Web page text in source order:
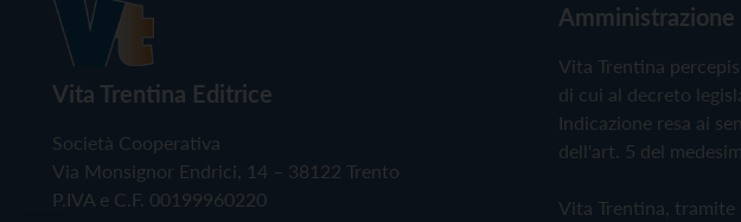
Vita Trentina Editrice
Società Cooperativa
Via Monsignor Endrici, 14 – 38122 Trento
P.IVA e C.F. 00199960220
Vita Trentina
di cui al decreto
Indicazione resa ai
dell'art. 5 del
Vita Trentina, tramite